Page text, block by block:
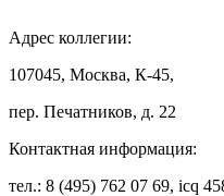
Адрес коллегии:
107045, Москва, К-45,
пер. Печатников, д. 22
Контактная информация:
тел.: 8 (495) 762 07 69, icq